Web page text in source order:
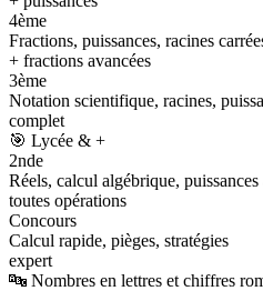
4ème
Fractions, puissances, racines
+ fractions avancées
3ème
Notation scientifique, racines,
complet
🎯 Lycée & +
2nde
Réels, calcul algébrique, puissances
toutes opérations
Concours
Calcul rapide, pièges, stratégies
expert
🔤 Nombres en lettres et chiffres